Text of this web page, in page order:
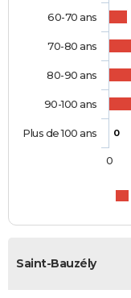
0
60-70 ans
70-80 ans
80-90 ans
90-100 ans
Plus de 100 ans
0
Saint-Bauzély